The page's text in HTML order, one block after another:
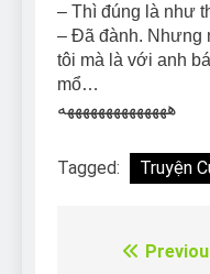
– Thì đúng là như
– Đã đành. Nhưng
tôi mà là với anh
mổ…
ههههههههههههههه
Tagged: Truyện
Điều